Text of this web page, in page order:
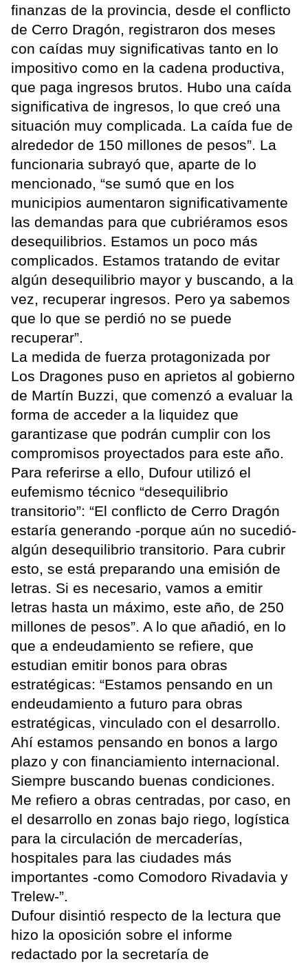
finanzas de la provincia, desde el conflicto
de Cerro Dragón, registraron dos meses
con caídas muy significativas tanto en lo
impositivo como en la cadena productiva,
que paga ingresos brutos. Hubo una caída
significativa de ingresos, lo que creó una
situación muy complicada. La caída fue de
alrededor de 150 millones de pesos”. La
funcionaria subrayó que, aparte de lo
mencionado, “se sumó que en los
municipios aumentaron significativamente
las demandas para que cubriéramos esos
desequilibrios. Estamos un poco más
complicados. Estamos tratando de evitar
algún desequilibrio mayor y buscando, a la
vez, recuperar ingresos. Pero ya sabemos
que lo que se perdió no se puede
recuperar”.
La medida de fuerza protagonizada por
Los Dragones puso en aprietos al gobierno
de Martín Buzzi, que comenzó a evaluar la
forma de acceder a la liquidez que
garantizase que podrán cumplir con los
compromisos proyectados para este año.
Para referirse a ello, Dufour utilizó el
eufemismo técnico “desequilibrio
transitorio”: “El conflicto de Cerro Dragón
estaría generando -porque aún no sucedió-
algún desequilibrio transitorio. Para cubrir
esto, se está preparando una emisión de
letras. Si es necesario, vamos a emitir
letras hasta un máximo, este año, de 250
millones de pesos”. A lo que añadió, en lo
que a endeudamiento se refiere, que
estudian emitir bonos para obras
estratégicas: “Estamos pensando en un
endeudamiento a futuro para obras
estratégicas, vinculado con el desarrollo.
Ahí estamos pensando en bonos a largo
plazo y con financiamiento internacional.
Siempre buscando buenas condiciones.
Me refiero a obras centradas, por caso, en
el desarrollo en zonas bajo riego, logística
para la circulación de mercaderías,
hospitales para las ciudades más
importantes -como Comodoro Rivadavia y
Trelew-”.
Dufour disintió respecto de la lectura que
hizo la oposición sobre el informe
redactado por la secretaría de